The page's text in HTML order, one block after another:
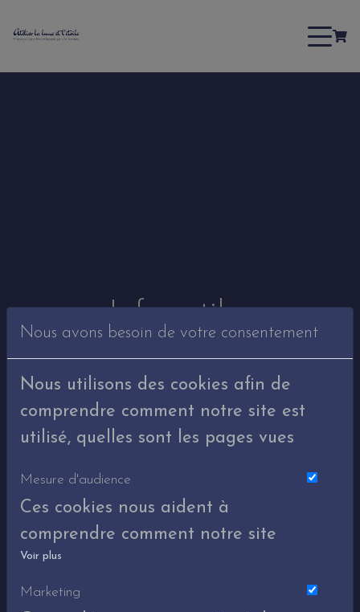
Infos utiles
Nous avons besoin de votre consentement
Nous utilisons des cookies afin de
comprendre comment notre site est
utilisé, quelles sont les pages vues
Mesure d'audience
Ces cookies nous aident à
comprendre comment notre site
est utilisé. Nous savons quelles
pages sont les plus vues, d'où
Voir plus
Marketing